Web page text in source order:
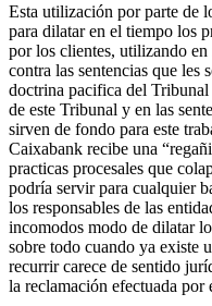
Esta utilización por parte de
para dilatar en el tiempo los
por los clientes, utilizando en
contra las sentencias que les
doctrina pacifica del
de este Tribunal y en las
sirven de fondo para este
Caixabank recibe una
practicas procesales que
podría servir para cualquier
los responsables de las
incomodos modo de dilatar
sobre todo cuando ya existe
recurrir carece de sentido
la reclamación efectuada